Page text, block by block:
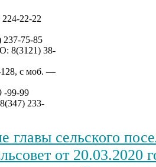
22-22
75-85
8(3121) 38-
с моб. —
99-99
233-
главы сельского
от 20.03.2020